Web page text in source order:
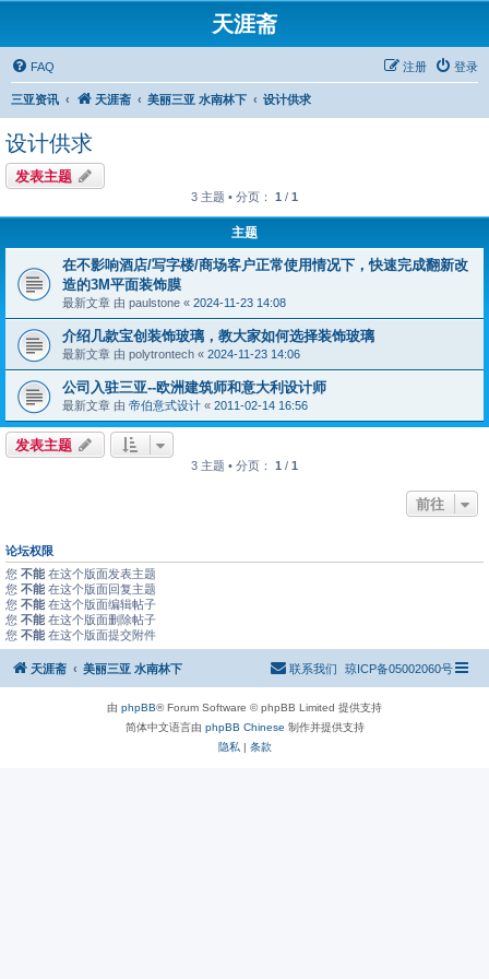
天涯斋
FAQ 登录
注册
三亚资讯 天涯斋 美丽三亚 水南林下 设计供求
设计供求
发表主题
3 主题 • 分页： 1 / 1
主题
在不影响酒店/写字楼/商场客户正常使用情况下，快速完成翻新改
造的3M平面装饰膜
最新文章 由 paulstone « 2024-11-23 14:08
介绍几款宝创装饰玻璃，教大家如何选择装饰玻璃
最新文章 由 polytrontech « 2024-11-23 14:06
公司入驻三亚--欧洲建筑师和意大利设计师
最新文章 由 帝伯意式设计 « 2011-02-14 16:56
发表主题
3 主题 • 分页： 1 / 1
前往
论坛权限
您 不能 在这个版面发表主题
您 不能 在这个版面回复主题
您 不能 在这个版面编辑帖子
您 不能 在这个版面删除帖子
您 不能 在这个版面提交附件
天涯斋 美丽三亚 水南林下 琼ICP备05002060号
联系我们
由 phpBB® Forum Software © phpBB Limited 提供支持
简体中文语言由 phpBB Chinese 制作并提供支持
隐私 | 条款